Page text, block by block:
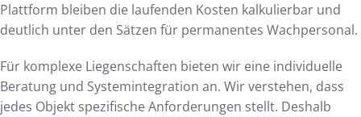
Plattform bleiben die laufenden Kosten kalkulierbar und
deutlich unter den Sätzen für permanentes Wachpersonal.
Für komplexe Liegenschaften bieten wir eine individuelle
Beratung und Systemintegration an. Wir verstehen, dass
jedes Objekt spezifische Anforderungen stellt. Deshalb